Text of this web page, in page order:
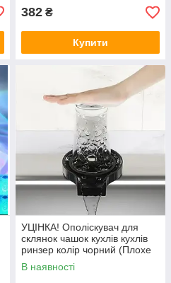
382 ₴
Купити
УЦІНКА! Ополіскувач для
склянок чашок кухлів кухлів
ринзер колір чорний (Плохе
паковання 3279)
В наявності